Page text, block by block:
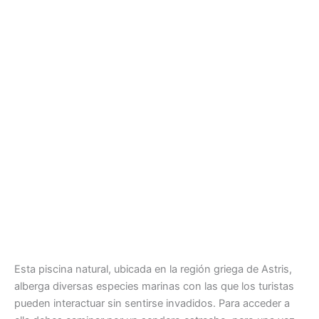
Esta piscina natural, ubicada en la región griega de Astris,
alberga diversas especies marinas con las que los turistas
pueden interactuar sin sentirse invadidos. Para acceder a